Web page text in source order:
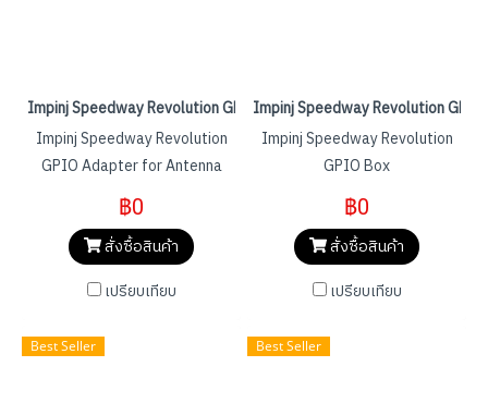
Impinj Speedway Revolution GPIO Adapter
Impinj Speedway Revolution
GPIO Adapter for Antenna
Hub
฿0
สั่งซื้อสินค้า
เปรียบเทียบ
Impinj Speedway Revolution
Impinj Speedway Revolution
GPIO Box
฿0
สั่งซื้อสินค้า
เปรียบเทียบ
Best Seller Best Seller